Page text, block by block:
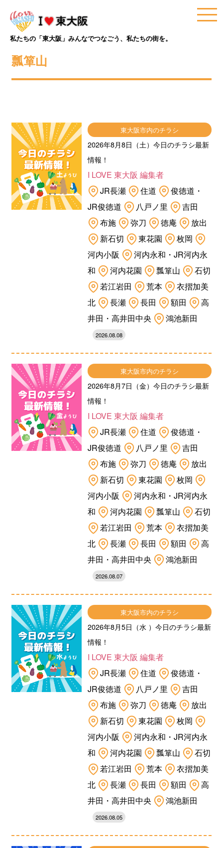
私たちの「東大阪」みんなでつなごう、私たちの街を。
瓢箪山
東大阪市内のチラシ
2026年8月8日（土）今日のチラシ最新
情報！
I LOVE 東大阪 編集者
JR長瀬
住道
俊徳道・
JR俊徳道
八戸ノ里
吉田
布施
弥刀 徳庵
放出
新石切
東花園
枚岡
河内小阪
河内永和・JR河内永
和
河内花園 瓢箪山
石切
若江岩田
荒本
衣摺加美
北
長瀬 長田 額田
高
井田・高井田中央
鴻池新田
2026.08.08
東大阪市内のチラシ
2026年8月7日（金）今日のチラシ最新
情報！
I LOVE 東大阪 編集者
JR長瀬
住道
俊徳道・
JR俊徳道
八戸ノ里
吉田
布施
弥刀 徳庵
放出
新石切
東花園
枚岡
河内小阪
河内永和・JR河内永
和
河内花園 瓢箪山
石切
若江岩田
荒本
衣摺加美
北
長瀬 長田 額田
高
井田・高井田中央
鴻池新田
2026.08.07
東大阪市内のチラシ
2026年8月5日（水 ）今日のチラシ最新
情報！
I LOVE 東大阪 編集者
JR長瀬
住道
俊徳道・
JR俊徳道
八戸ノ里
吉田
布施
弥刀 徳庵
放出
新石切
東花園
枚岡
河内小阪
河内永和・JR河内永
和
河内花園 瓢箪山
石切
若江岩田
荒本
衣摺加美
北
長瀬 長田 額田
高
井田・高井田中央
鴻池新田
2026.08.05